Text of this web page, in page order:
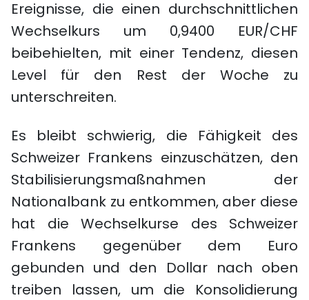
Ereignisse, die einen durchschnittlichen
Wechselkurs um 0,9400 EUR/CHF
beibehielten, mit einer Tendenz, diesen
Level für den Rest der Woche zu
unterschreiten.
Es bleibt schwierig, die Fähigkeit des
Schweizer Frankens einzuschätzen, den
Stabilisierungsmaßnahmen der
Nationalbank zu entkommen, aber diese
hat die Wechselkurse des Schweizer
Frankens gegenüber dem Euro
gebunden und den Dollar nach oben
treiben lassen, um die Konsolidierung